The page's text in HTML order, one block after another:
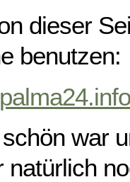
dieser
benutzen:
war
natürlich